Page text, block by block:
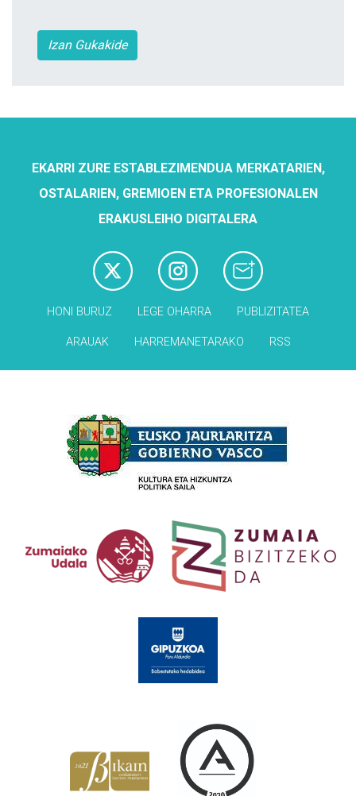
Izan Gukakide
EKARRI ZURE ESTABLEZIMENDUA MERKATARIEN,
OSTALARIEN, GREMIOEN ETA PROFESIONALEN
ERAKUSLEIHO DIGITALERA
HONI BURUZ LEGE OHARRA PUBLIZITATEA
ARAUAK HARREMANETARAKO RSS